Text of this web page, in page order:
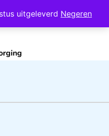
uitgeleverd Negeren